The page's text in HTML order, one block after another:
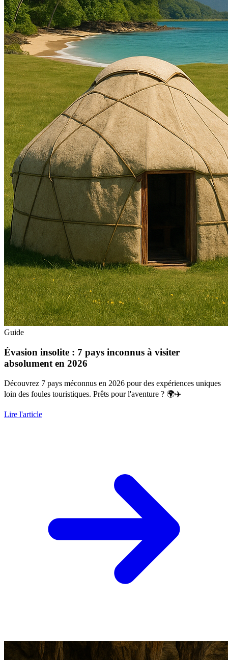
Guide
Évasion insolite : 7 pays inconnus à visiter
absolument en 2026
Découvrez 7 pays méconnus en 2026 pour des expériences uniques
loin des foules touristiques. Prêts pour l'aventure ? 🌍✈️
Lire l'article